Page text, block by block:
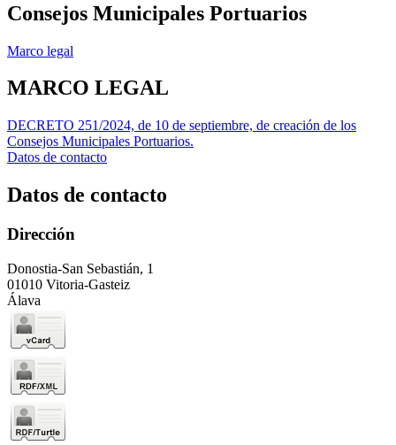
Consejos Municipales Portuarios
Marco legal
MARCO LEGAL
DECRETO 251/2024, de 10 de septiembre, de creación de los
Consejos Municipales Portuarios.
Datos de contacto
Datos de contacto
Dirección
Donostia-San Sebastián, 1
01010 Vitoria-Gasteiz
Álava